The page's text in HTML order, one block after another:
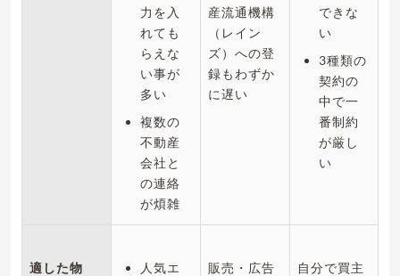
力を入
れても
らえな
い事が
多い
複数の
不動産
会社と
の連絡
が煩雑
産流通機構
（レイン
ズ）への登
録もわずか
に遅い
できな
い
3種類の
契約の
中で一
番制約
が厳し
い
適した物
人気エ
販売・広告
自分で買主